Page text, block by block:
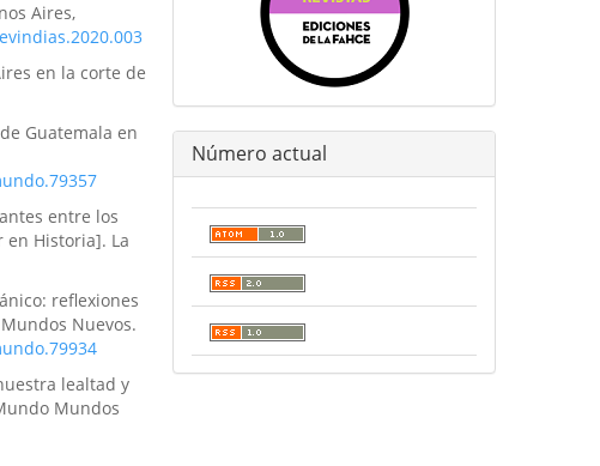
Aires,
en la corte de
Guatemala en
entre los
en Historia]. La
reflexiones
Nuevos.
lealtad y
Mundos
Número actual